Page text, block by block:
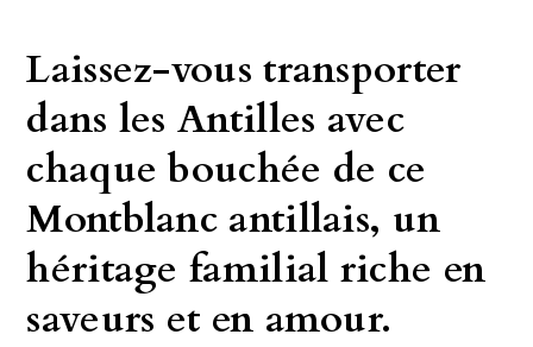
Laissez-vous transporter
dans les Antilles avec
chaque bouchée de ce
Montblanc antillais, un
héritage familial riche en
saveurs et en amour.